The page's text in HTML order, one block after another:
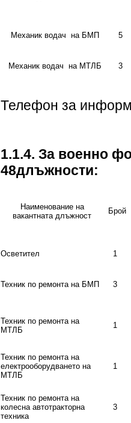
Механик водач на БМП 5
Механик водач на МТЛБ 3
Телефон за
1.1.4. За военно
48длъжности:
Наименование на
вакантната длъжност
Брой
Осветител 1
Техник по ремонта на БМП 3
Техник по ремонта на
МТЛБ
1
Техник по ремонта на
електрооборудването на
МТЛБ
1
Техник по ремонта на
колесна автотракторна
техника
3